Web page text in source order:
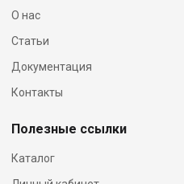
О нас
Статьи
Документация
Контакты
Полезные ссылки
Каталог